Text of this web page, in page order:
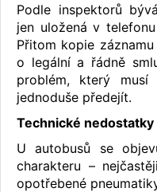
Podle inspektorů
jen uložená v
Přitom kopie
o legální a řádně
problém, který
jednoduše předejít.
Technické nedostatky
U autobusů se
charakteru –
opotřebené